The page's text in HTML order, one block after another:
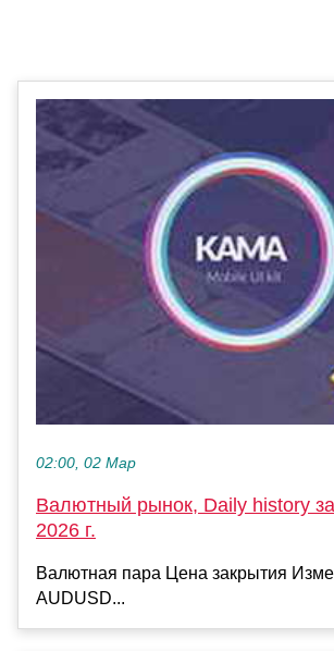
02:00, 02 Мар
Валютный рынок, Daily history
2026 г.
Валютная пара Цена закрытия
AUDUSD...